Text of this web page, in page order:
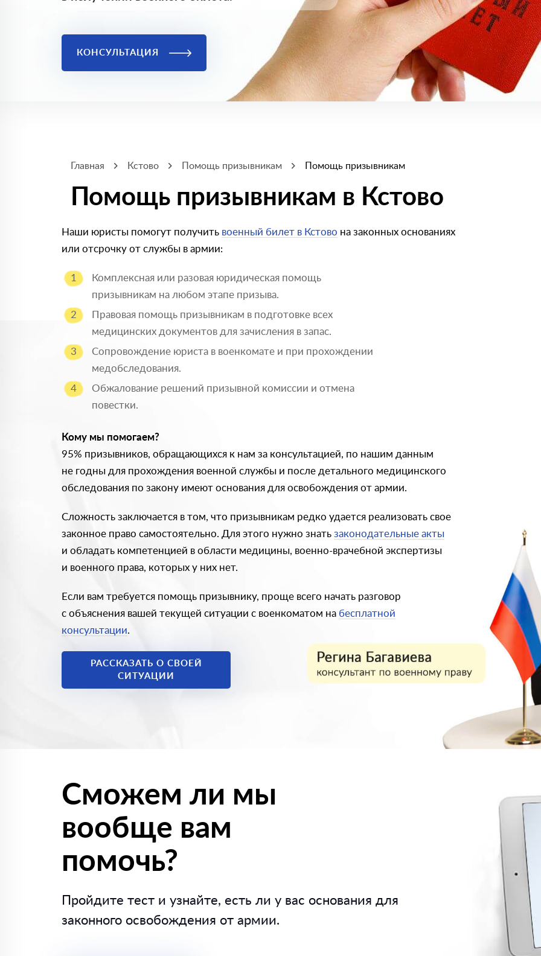
КОНСУЛЬТАЦИЯ
Главная Кстово Помощь призывникам Помощь призывникам
Помощь призывникам в Кстово
Наши юристы помогут получить военный билет в Кстово на законных основаниях
или отсрочку от службы в армии:
Комплексная или разовая юридическая помощь
призывникам на любом этапе призыва.
Правовая помощь призывникам в подготовке всех
медицинских документов для зачисления в запас.
Сопровождение юриста в военкомате и при прохождении
медобследования.
Обжалование решений призывной комиссии и отмена
повестки.
Кому мы помогаем?
95% призывников, обращающихся к нам за консультацией, по нашим данным
не годны для прохождения военной службы и после детального медицинского
обследования по закону имеют основания для освобождения от армии.
Сложность заключается в том, что призывникам редко удается реализовать свое
законное право самостоятельно. Для этого нужно знать законодательные акты
и обладать компетенцией в области медицины, военно-врачебной экспертизы
и военного права, которых у них нет.
Если вам требуется помощь призывнику, проще всего начать разговор
с объяснения вашей текущей ситуации с военкоматом на бесплатной
консультации.
РАССКАЗАТЬ О СВОЕЙ
СИТУАЦИИ
Сможем ли мы
вообще вам
помочь?
Пройдите тест и узнайте, есть ли у вас основания для
законного освобождения от армии.